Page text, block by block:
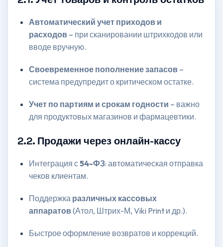
Автоматический учет приходов и
расходов– при сканировании штрихкодов или
вводе вручную.
Своевременное пополнение запасов–
система предупредит о критическом остатке.
Учет по партиям и срокам годности – важно
для продуктовых магазинов и фармацевтики.
2.2. Продажи через онлайн-кассу
Интеграция с54-ФЗ: автоматическая отправка
чеков клиентам.
Поддержка различных кассовых
аппаратов(Атол, Штрих-М, Viki Print и др.).
Быстрое оформление возвратов и коррекций.